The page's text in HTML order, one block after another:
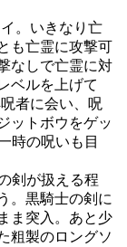
。いきなり亡
も亡霊に攻撃可
なしで亡霊に対
ベルを上げて
者に会い、呪
ットボウをゲッ
時の呪いも目
剣が扱える程
。黒騎士の剣に
ま突入。あと少
粗製のロングソ